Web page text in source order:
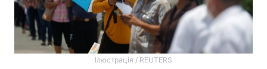
Ілюстрація / REUTERS